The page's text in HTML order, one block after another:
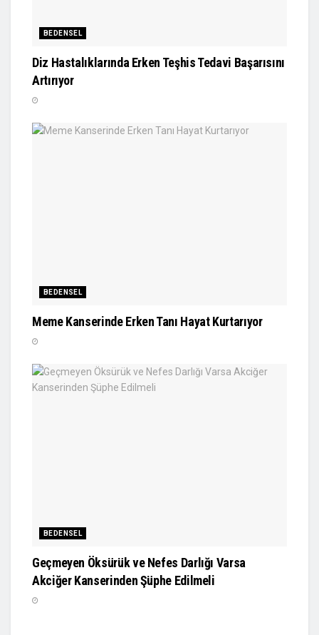
BEDENSEL
Diz Hastalıklarında Erken Teşhis Tedavi Başarısını
Artırıyor
BEDENSEL
Meme Kanserinde Erken Tanı Hayat Kurtarıyor
BEDENSEL
Geçmeyen Öksürük ve Nefes Darlığı Varsa
Akciğer Kanserinden Şüphe Edilmeli